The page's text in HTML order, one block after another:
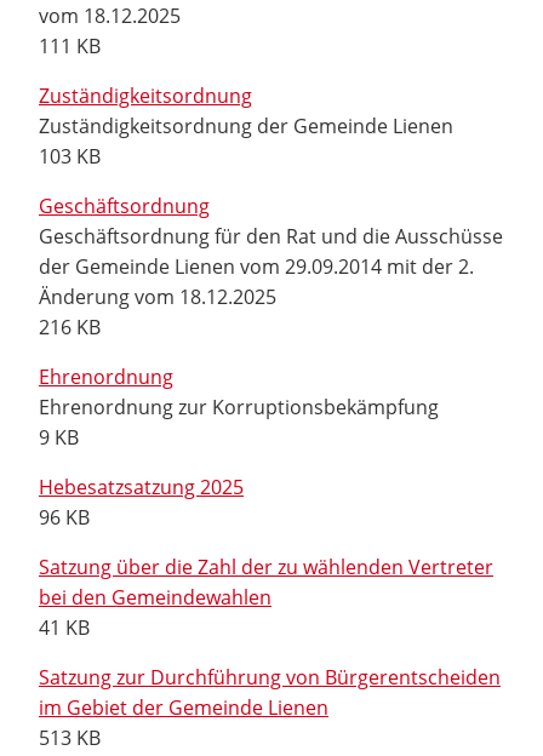
vom 18.12.2025
111 KB
Zuständigkeitsordnung
Zuständigkeitsordnung der Gemeinde Lienen
103 KB
Geschäftsordnung
Geschäftsordnung für den Rat und die Ausschüsse
der Gemeinde Lienen vom 29.09.2014 mit der 2.
Änderung vom 18.12.2025
216 KB
Ehrenordnung
Ehrenordnung zur Korruptionsbekämpfung
9 KB
Hebesatzsatzung 2025
96 KB
Satzung über die Zahl der zu wählenden Vertreter
bei den Gemeindewahlen
41 KB
Satzung zur Durchführung von Bürgerentscheiden
im Gebiet der Gemeinde Lienen
513 KB